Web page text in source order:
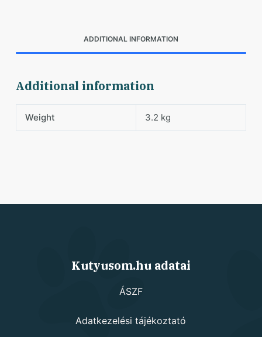
ADDITIONAL INFORMATION
Additional information
Weight 3.2 kg
Kutyusom.hu adatai
ÁSZF
Adatkezelési tájékoztató